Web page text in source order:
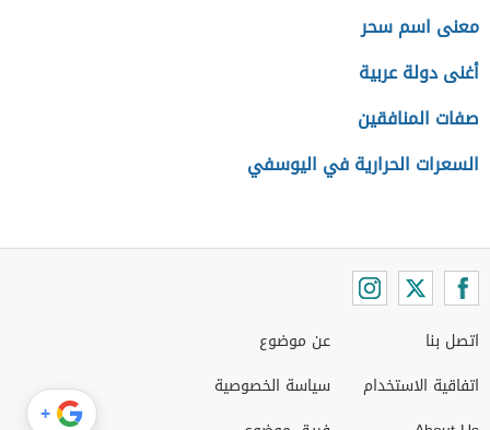
معنى اسم سحر
أغنى دولة عربية
صفات المنافقين
السعرات الحرارية في اليوسفي
اتصل بنا
اتفاقية الاستخدام
عن موضوع
سياسة الخصوصية
+